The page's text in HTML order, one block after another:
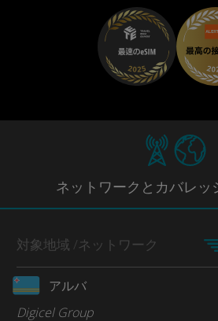
ネットワークとカバレッ
対象地域 /ネットワーク
アルバ
Digicel Group